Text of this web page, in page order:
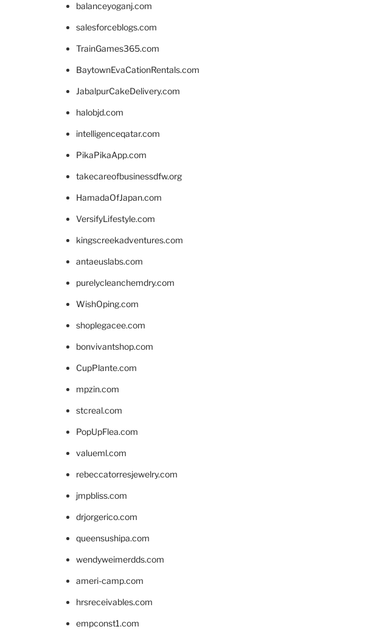
balanceyoganj.com
salesforceblogs.com
TrainGames365.com
BaytownEvaCationRentals.com
JabalpurCakeDelivery.com
halobjd.com
intelligenceqatar.com
PikaPikaApp.com
takecareofbusinessdfw.org
HamadaOfJapan.com
VersifyLifestyle.com
kingscreekadventures.com
antaeuslabs.com
purelycleanchemdry.com
WishOping.com
shoplegacee.com
bonvivantshop.com
CupPlante.com
mpzin.com
stcreal.com
PopUpFlea.com
valueml.com
rebeccatorresjewelry.com
jmpbliss.com
drjorgerico.com
queensushipa.com
wendyweimerdds.com
ameri-camp.com
hrsreceivables.com
empconst1.com